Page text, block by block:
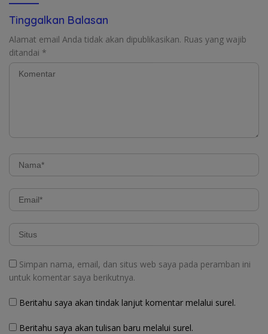
Tinggalkan Balasan
Alamat email Anda tidak akan dipublikasikan. Ruas yang wajib
ditandai *
Simpan nama, email, dan situs web saya pada peramban ini
untuk komentar saya berikutnya.
Beritahu saya akan tindak lanjut komentar melalui surel.
Beritahu saya akan tulisan baru melalui surel.